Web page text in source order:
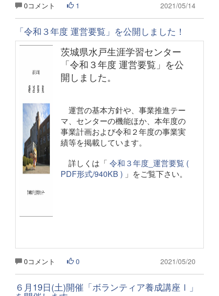
0コメント 1 2021/05/14
「令和３年度 運営要覧」を公開しました！
茨城県水戸生涯学習センター
「令和３年度 運営要覧」を公
開しました。
運営の基本方針や、事業推進テー
マ、センターの機能ほか、本年度の
事業計画および令和２年度の事業実
績等を掲載しています。
詳しくは「 令和３年度_運営要覧 (
PDF形式/940KB ) 」をご覧下さい。
0コメント 0 2021/05/20
６月19日(土)開催「ボランティア養成講座Ⅰ」